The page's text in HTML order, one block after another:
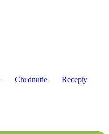
Chudnutie Recepty